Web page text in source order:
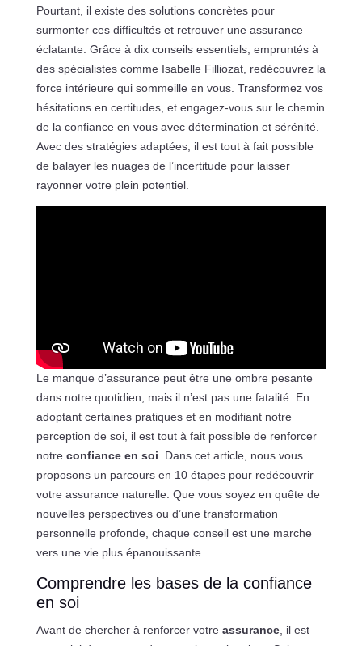
Pourtant, il existe des solutions concrètes pour
surmonter ces difficultés et retrouver une assurance
éclatante. Grâce à dix conseils essentiels, empruntés à
des spécialistes comme Isabelle Filliozat, redécouvrez la
force intérieure qui sommeille en vous. Transformez vos
hésitations en certitudes, et engagez-vous sur le chemin
de la confiance en vous avec détermination et sérénité.
Avec des stratégies adaptées, il est tout à fait possible
de balayer les nuages de l’incertitude pour laisser
rayonner votre plein potentiel.
Le manque d’assurance peut être une ombre pesante
dans notre quotidien, mais il n’est pas une fatalité. En
adoptant certaines pratiques et en modifiant notre
perception de soi, il est tout à fait possible de renforcer
notre confiance en soi. Dans cet article, nous vous
proposons un parcours en 10 étapes pour redécouvrir
votre assurance naturelle. Que vous soyez en quête de
nouvelles perspectives ou d’une transformation
personnelle profonde, chaque conseil est une marche
vers une vie plus épanouissante.
Comprendre les bases de la confiance
en soi
Avant de chercher à renforcer votre assurance, il est